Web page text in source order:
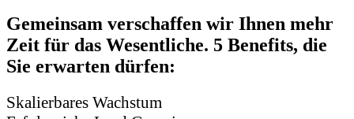
Gemeinsam verschaffen wir Ihnen mehr
Zeit für das Wesentliche. 5 Benefits, die
Sie erwarten dürfen:
Skalierbares Wachstum